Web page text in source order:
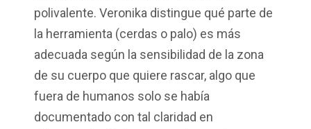
polivalente. Veronika distingue qué parte de
la herramienta (cerdas o palo) es más
adecuada según la sensibilidad de la zona
de su cuerpo que quiere rascar, algo que
fuera de humanos solo se había
documentado con tal claridad en